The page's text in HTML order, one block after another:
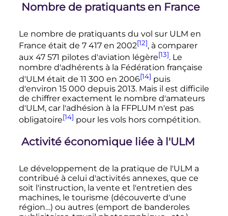
Nombre de pratiquants en France
Le nombre de pratiquants du vol sur ULM en
France était de 7 417en 2002[12], à comparer
aux 47 571 pilotesd'aviation légère[13]. Le
nombre d'adhérents à la Fédération française
d'ULM était de 11 300 en 2006[14] puis
d'environ 15 000 depuis 2013. Mais il est difficile
de chiffrer exactement le nombre d'amateurs
d'ULM, car l'adhésion à la FFPLUM n'est pas
obligatoire[14] pour les vols hors compétition.
Activité économique liée à l'ULM
Le développement de la pratique de l'ULM a
contribué à celui d'activités annexes, que ce
soit l'instruction, la vente et l'entretien des
machines, le tourisme (découverte d'une
région…) ou autres (emport de banderoles